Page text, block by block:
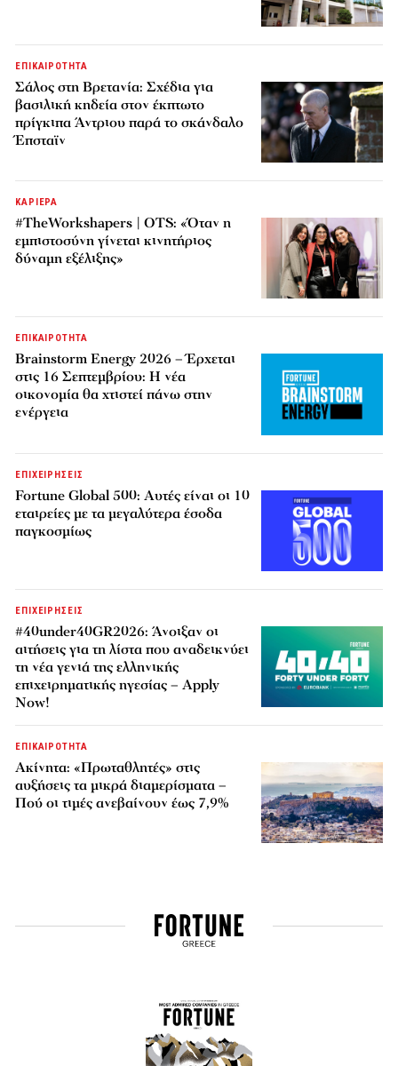
ΕΠΙΚΑΙΡΟΤΗΤΑ
Σάλος στη Βρετανία: Σχέδια για
βασιλική κηδεία στον έκπτωτο
πρίγκιπα Άντριου παρά το σκάνδαλο
Έπσταϊν
ΚΑΡΙΕΡΑ
#TheWorkshapers | OTS: «Όταν η
εμπιστοσύνη γίνεται κινητήριος
δύναμη εξέλιξης»
ΕΠΙΚΑΙΡΟΤΗΤΑ
Brainstorm Energy 2026 – Έρχεται
στις 16 Σεπτεμβρίου: Η νέα
οικονομία θα χτιστεί πάνω στην
ενέργεια
ΕΠΙΧΕΙΡΗΣΕΙΣ
Fortune Global 500: Αυτές είναι οι 10
εταιρείες με τα μεγαλύτερα έσοδα
παγκοσμίως
ΕΠΙΧΕΙΡΗΣΕΙΣ
#40under40GR2026: Άνοιξαν οι
αιτήσεις για τη λίστα που αναδεικνύει
τη νέα γενιά της ελληνικής
επιχειρηματικής ηγεσίας – Apply
Now!
ΕΠΙΚΑΙΡΟΤΗΤΑ
Ακίνητα: «Πρωταθλητές» στις
αυξήσεις τα μικρά διαμερίσματα –
Πού οι τιμές ανεβαίνουν έως 7,9%